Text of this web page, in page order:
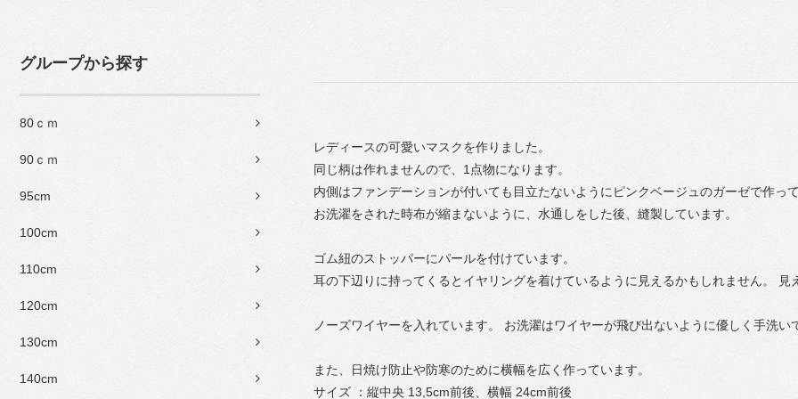
グループから探す
80ｃｍ
90ｃｍ
95cm
100cm
110cm
120cm
130cm
140cm
レディースの可愛いマスクを作りました。
同じ柄は作れませんので、1点物になります。
内側はファンデーションが付いても目立たないようにピンクベージュのガーゼで作っ
お洗濯をされた時布が縮まないように、水通しをした後、縫製しています。
ゴム紐のストッパーにパールを付けています。
耳の下辺りに持ってくるとイヤリングを着けているように見えるかもしれません。
ノーズワイヤーを入れています。 お洗濯はワイヤーが飛び出ないように優しく手洗い
また、日焼け防止や防寒のために横幅を広く作っています。
サイズ ：縦中央 13,5cm前後、横幅 24cm前後